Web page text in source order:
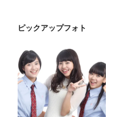
ピックアップフォト